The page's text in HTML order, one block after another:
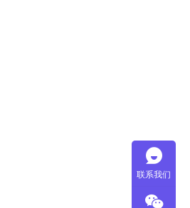
联系我们